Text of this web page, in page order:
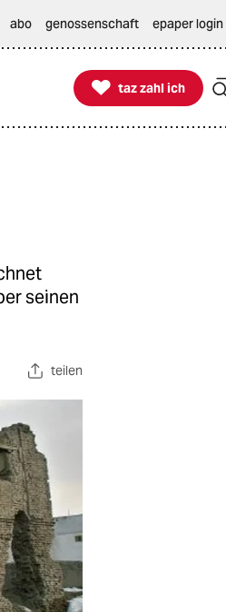
abo genossenschaft epaper login

taz zahl ich
taz zahl ich
seinen
teilen